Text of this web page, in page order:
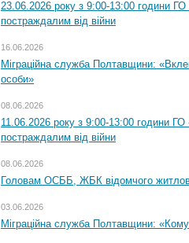
23.06.2026 року з 9:00-13:00 години ГО
постраждалим від війни
16.06.2026
Міграційна служба Полтавщини:
особи»
08.06.2026
11.06.2026 року з 9:00-13:00 години ГО
постраждалим від війни
08.06.2026
Головам ОСББ, ЖБК відомчого
03.06.2026
Міграційна служба Полтавщини: